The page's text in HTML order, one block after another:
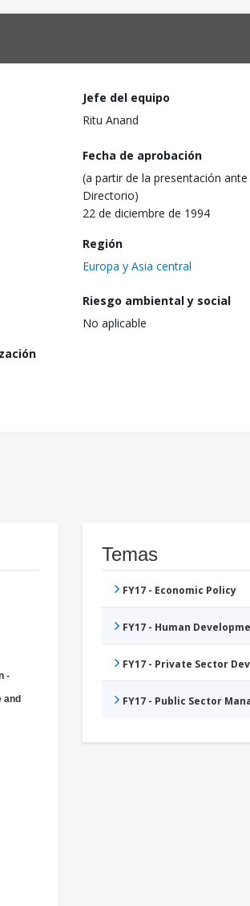
Jefe del equipo
Ritu Anand
Fecha de aprobación
(a partir de la presentación ante
Directorio)
22 de diciembre de 1994
Región
Europa y Asia central
Riesgo ambiental y social
No aplicable
-
and
Temas
FY17 - Economic Policy
FY17 - Human
FY17 - Private Sector
FY17 - Public Sector